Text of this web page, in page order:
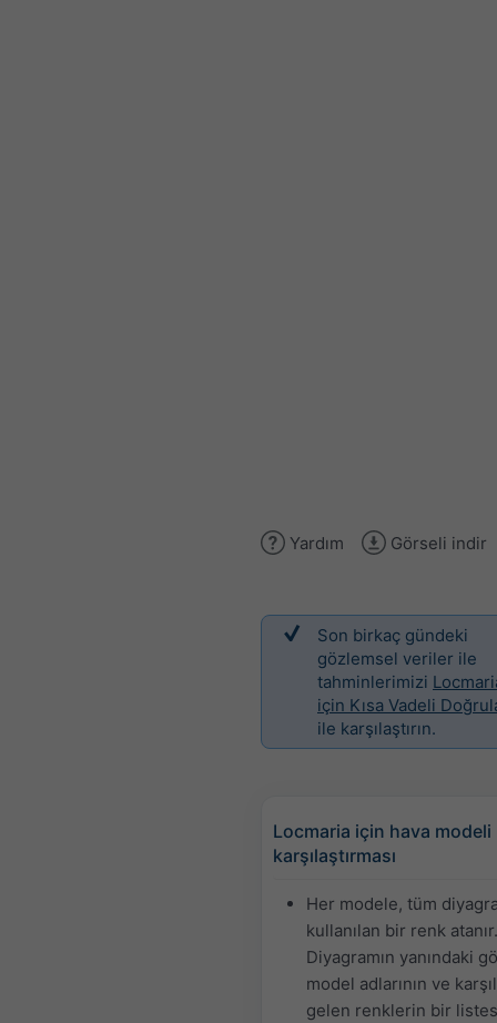
Yardım Görseli indir
Son birkaç gündeki
gözlemsel veriler ile
tahminlerimizi
için Kısa Vadeli
ile karşılaştırın.
Locmaria için hava modeli
karşılaştırması
Her modele, tüm
kullanılan bir renk atanır.
Diyagramın yanındaki
model adlarının ve
gelen renklerin bir